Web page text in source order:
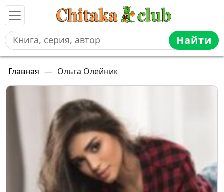
Найти
Главная — Ольга Олейник